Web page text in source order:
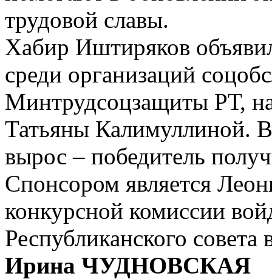
трудовой славы.
Хабир Иштиряков
среди организаций
Минтрудсоцзащиты РТ,
Татьяны Калимуллиной.
вырос – победитель
Спонсором является
конкурсной комиссии
Республиканского
Ирина ЧУДНОВСКАЯ